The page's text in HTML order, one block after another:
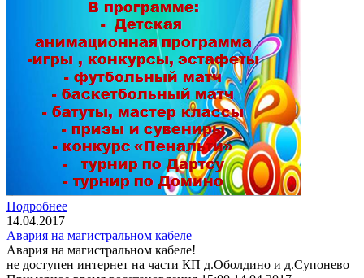
Подробнее
14.04.2017
Авария на магистральном кабеле
Авария на магистральном кабеле!
не доступен интернет на части КП д.Оболдино и д.Супонево